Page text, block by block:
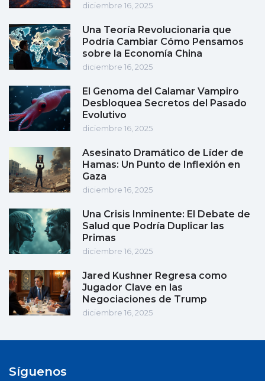
diciembre 16, 2025
Una Teoría Revolucionaria que
Podría Cambiar Cómo Pensamos
sobre la Economía China
diciembre 16, 2025
El Genoma del Calamar Vampiro
Desbloquea Secretos del Pasado
Evolutivo
diciembre 16, 2025
Asesinato Dramático de Líder de
Hamas: Un Punto de Inflexión en
Gaza
diciembre 16, 2025
Una Crisis Inminente: El Debate de
Salud que Podría Duplicar las
Primas
diciembre 16, 2025
Jared Kushner Regresa como
Jugador Clave en las
Negociaciones de Trump
diciembre 16, 2025
Síguenos